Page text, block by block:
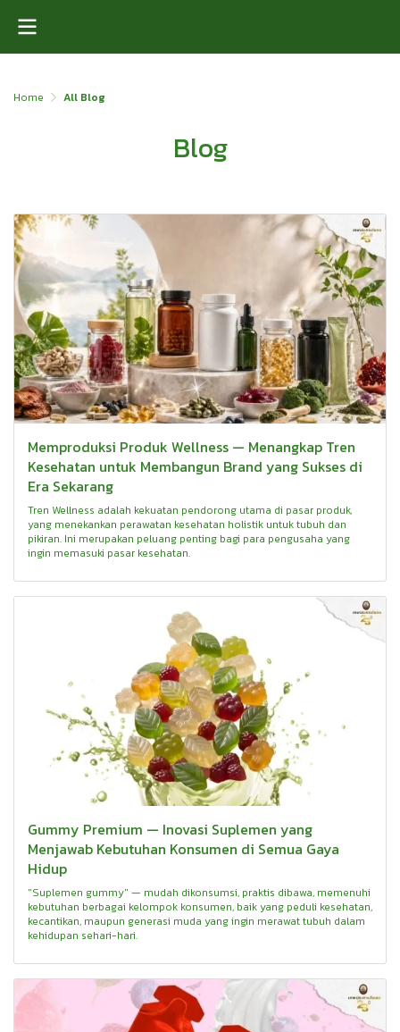
Home All Blog
Blog
Memproduksi Produk Wellness — Menangkap Tren
Kesehatan untuk Membangun Brand yang Sukses di
Era Sekarang
Tren Wellness adalah kekuatan pendorong utama di pasar produk,
yang menekankan perawatan kesehatan holistik untuk tubuh dan
pikiran. Ini merupakan peluang penting bagi para pengusaha yang
ingin memasuki pasar kesehatan.
Gummy Premium — Inovasi Suplemen yang
Menjawab Kebutuhan Konsumen di Semua Gaya
Hidup
"Suplemen gummy" — mudah dikonsumsi, praktis dibawa, memenuhi
kebutuhan berbagai kelompok konsumen, baik yang peduli kesehatan,
kecantikan, maupun generasi muda yang ingin merawat tubuh dalam
kehidupan sehari-hari.